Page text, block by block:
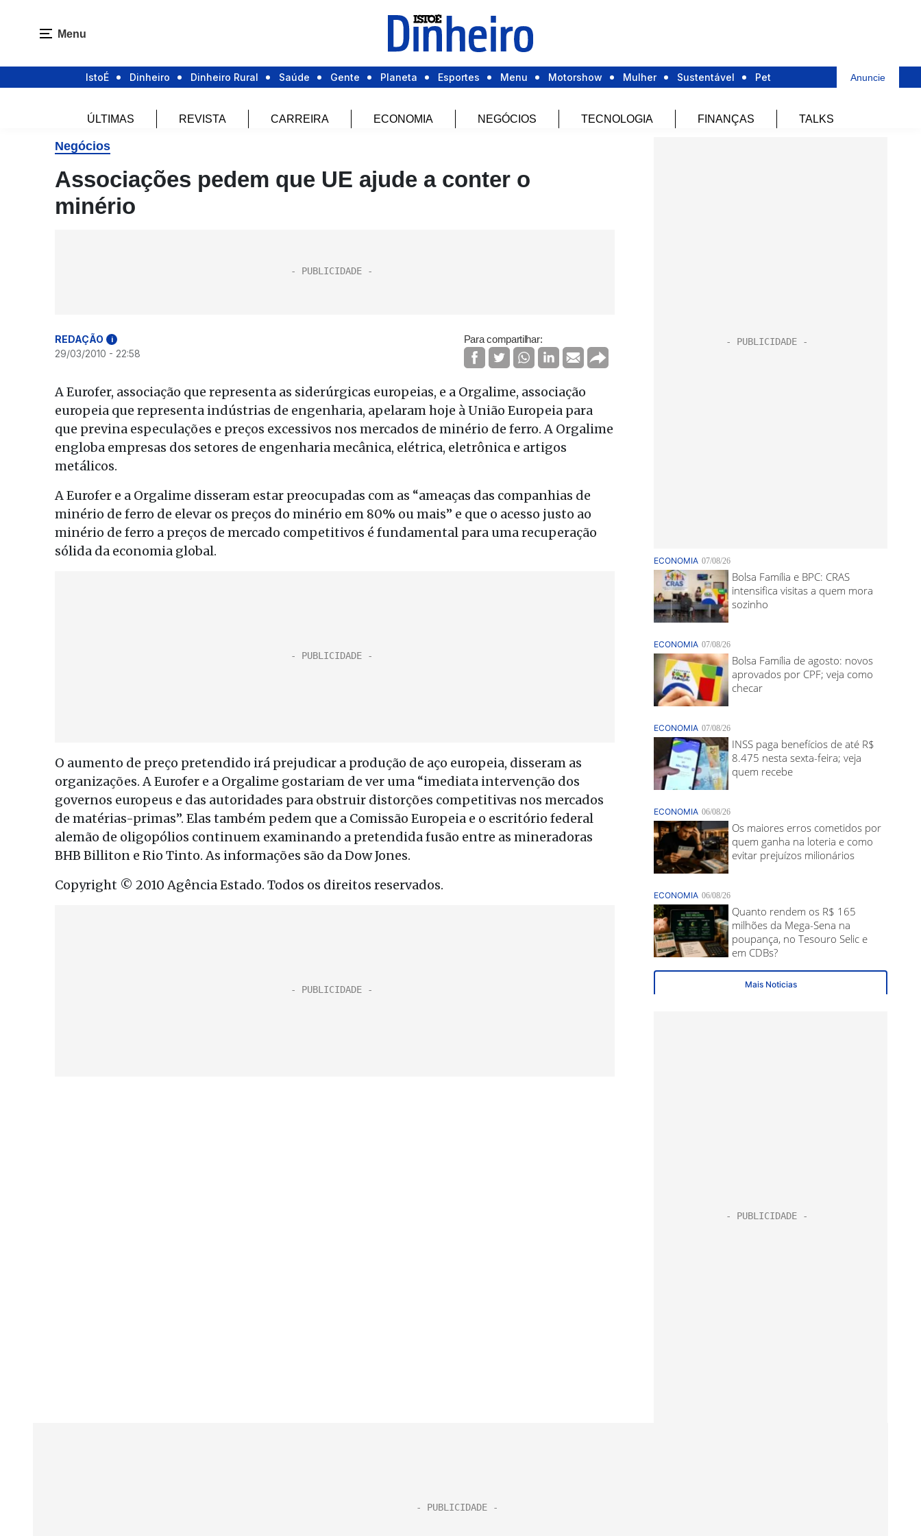
Menu
IstoÉ Dinheiro Dinheiro Rural Saúde Gente Planeta Esportes Menu Motorshow Mulher Sustentável Pet Anuncie
ÚLTIMAS REVISTA CARREIRA ECONOMIA NEGÓCIOS TECNOLOGIA FINANÇAS TALKS
Negócios
Associações pedem que UE ajude a conter o
minério
REDAÇÃO i
29/03/2010 - 22:58
Para compartilhar:
A Eurofer, associação que representa as siderúrgicas europeias, e a Orgalime, associação
europeia que representa indústrias de engenharia, apelaram hoje à União Europeia para
que previna especulações e preços excessivos nos mercados de minério de ferro. A Orgalime
engloba empresas dos setores de engenharia mecânica, elétrica, eletrônica e artigos
metálicos.
A Eurofer e a Orgalime disseram estar preocupadas com as “ameaças das companhias de
minério de ferro de elevar os preços do minério em 80% ou mais” e que o acesso justo ao
minério de ferro a preços de mercado competitivos é fundamental para uma recuperação
sólida da economia global.
O aumento de preço pretendido irá prejudicar a produção de aço europeia, disseram as
organizações. A Eurofer e a Orgalime gostariam de ver uma “imediata intervenção dos
governos europeus e das autoridades para obstruir distorções competitivas nos mercados
de matérias-primas”. Elas também pedem que a Comissão Europeia e o escritório federal
alemão de oligopólios continuem examinando a pretendida fusão entre as mineradoras
BHB Billiton e Rio Tinto. As informações são da Dow Jones.
Copyright © 2010 Agência Estado. Todos os direitos reservados.